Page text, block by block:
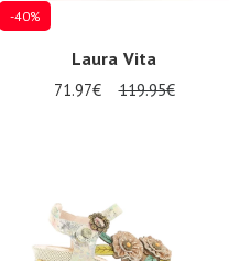
-40%
Laura Vita
71.97€ 119.95€